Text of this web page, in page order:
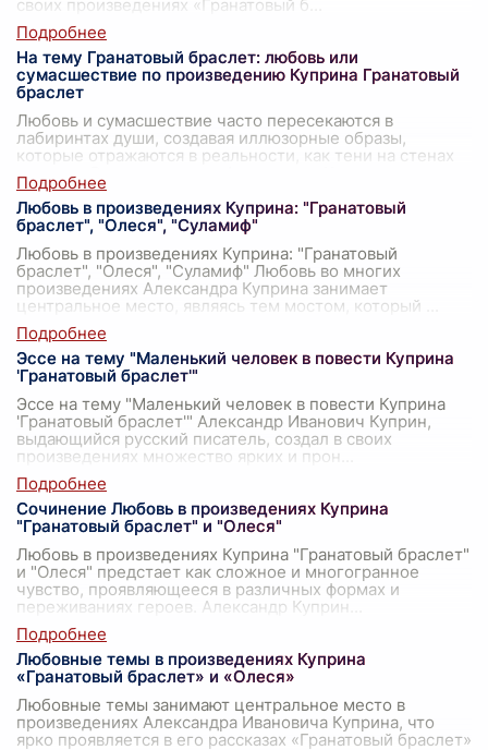
своих произведениях «Гранатовый б
На тему Гранатовый браслет: любовь или
сумасшествие по произведению Куприна Гранатовый
браслет
Любовь и сумасшествие часто пересекаются в
лабиринтах души, создавая иллюзорные образы,
которые отражаются в реальности, как тени на стенах
пещеры. В произведении Александра Куприн
Любовь в произведениях Куприна: "Гранатовый
браслет", "Олеся", "Суламиф"
Любовь в произведениях Куприна: "Гранатовый
браслет", "Олеся", "Суламиф" Любовь во многих
произведениях Александра Куприна занимает
центральное место, являясь тем мостом, который
Эссе на тему "Маленький человек в повести Куприна
'Гранатовый браслет'"
Эссе на тему "Маленький человек в повести Куприна
'Гранатовый браслет'" Александр Иванович Куприн,
выдающийся русский писатель, создал в своих
произведениях множество ярких и прон
Сочинение Любовь в произведениях Куприна
"Гранатовый браслет" и "Олеся"
Любовь в произведениях Куприна "Гранатовый браслет"
и "Олеся" предстает как сложное и многогранное
чувство, проявляющееся в различных формах и
переживаниях героев. Александр Куприн
Любовные темы в произведениях Куприна
«Гранатовый браслет» и «Олеся»
Любовные темы занимают центральное место в
произведениях Александра Ивановича Куприна, что
ярко проявляется в его рассказах «Гранатовый браслет»